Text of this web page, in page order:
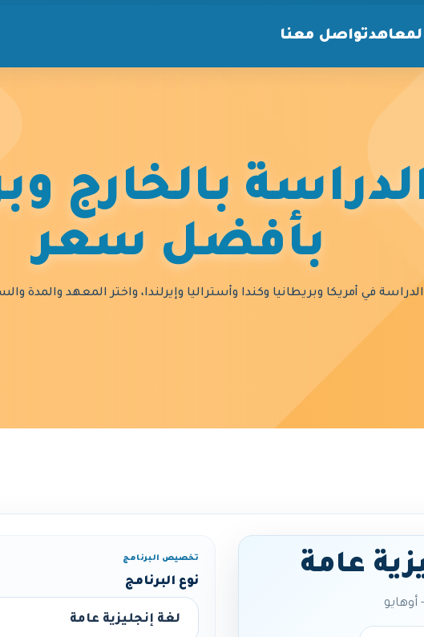
تواصل معنا
بالخارج
بأفضل سعر
في أمريكا وبريطانيا وكندا وأستراليا وإيرلندا، واختر المعهد والمدة
عامة تخصيص البرنامج
نوع البرنامج